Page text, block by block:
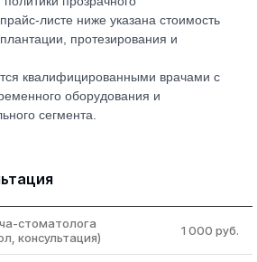
листе ниже указана стоимость
протезирования и
квалифицированными врачами с
оборудования и
сегмента.
стоматолога
консультация)
1 000 руб.